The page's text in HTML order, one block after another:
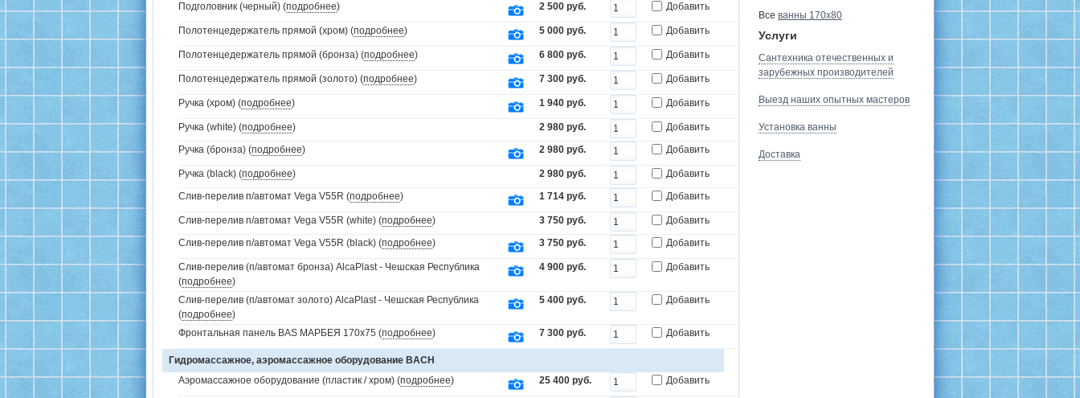
Подголовник (черный) (подробнее) 2 500 руб. Добавить
Полотенцедержатель прямой (хром) (подробнее) 5 000 руб. Добавить
Полотенцедержатель прямой (бронза) (подробнее) 6 800 руб. Добавить
Полотенцедержатель прямой (золото) (подробнее) 7 300 руб. Добавить
Ручка (хром) (подробнее) 1 940 руб. Добавить
Ручка (white) (подробнее) 2 980 руб.
Добавить
Ручка (бронза) (подробнее) 2 980 руб. Добавить
Ручка (black) (подробнее) 2 980 руб.
Добавить
Слив-перелив п/автомат Vega V55R (подробнее) 1 714 руб. Добавить
Слив-перелив п/автомат Vega V55R (white) (подробнее) 3 750 руб.
Добавить
Слив-перелив п/автомат Vega V55R (black) (подробнее) 3 750 руб. Добавить
Слив-перелив (п/автомат бронза) AlcaPlast - Чешская Республика
(подробнее)
4 900 руб. Добавить
Слив-перелив (п/автомат золото) AlcaPlast - Чешская Республика
(подробнее)
5 400 руб. Добавить
Фронтальная панель BAS МАРБЕЯ 170х75 (подробнее) 7 300 руб. Добавить
Гидромассажное, аэромассажное оборудование BACH
Аэромассажное оборудование (пластик / хром) (подробнее) 25 400 руб. Добавить
Все ванны 170х80
Услуги
Сантехника отечественных и
зарубежных производителей
Выезд наших опытных мастеров
Установка ванны
Доставка